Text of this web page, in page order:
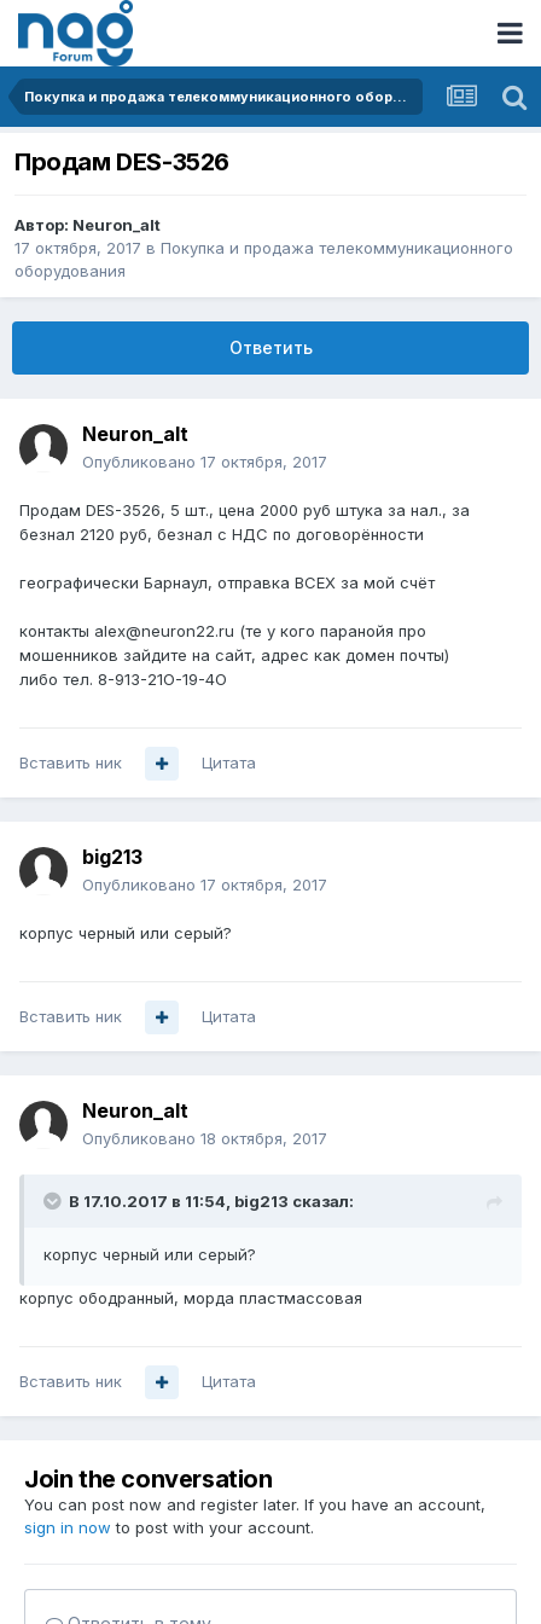
Покупка и продажа телекоммуникационного оборудования
Продам DES-3526
Автор: Neuron_alt
17 октября, 2017 в Покупка и продажа телекоммуникационного
оборудования
Ответить
Neuron_alt
Опубликовано 17 октября, 2017
Продам DES-3526, 5 шт., цена 2000 руб штука за нал., за
безнал 2120 руб, безнал с НДС по договорённости
географически Барнаул, отправка ВСЕХ за мой счёт
контакты alex@neuron22.ru (те у кого паранойя про
мошенников зайдите на сайт, адрес как домен почты)
либо тел. 8-913-21О-19-4O
Вставить ник Цитата
big213
Опубликовано 17 октября, 2017
корпус черный или серый?
Вставить ник Цитата
Neuron_alt
Опубликовано 18 октября, 2017
В 17.10.2017 в 11:54, big213 сказал:
корпус черный или серый?
корпус ободранный, морда пластмассовая
Вставить ник Цитата
Join the conversation
You can post now and register later. If you have an account,
sign in now to post with your account.